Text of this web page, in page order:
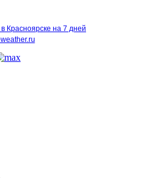
Красноярске на 7 дней